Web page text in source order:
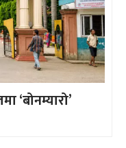
‘बोनम्यारो’